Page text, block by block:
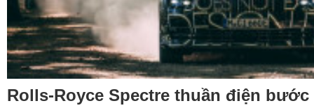
Rolls-Royce Spectre thuần điện